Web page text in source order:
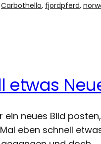
Carbothello, fjordpferd,
etwas
ein neues Bild
Mal eben schnell